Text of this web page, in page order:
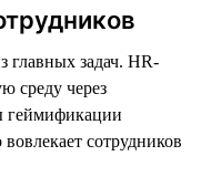
главных задач. HR-
среду через
геймификации
сотрудников